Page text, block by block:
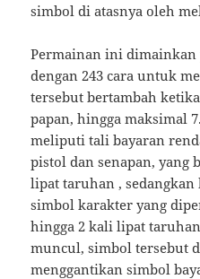
simbol di atasnya oleh
Permainan ini dimainkan
dengan 243 cara untuk
tersebut bertambah
papan, hingga maksimal
meliputi tali bayaran
pistol dan senapan, yang
lipat taruhan ,
simbol karakter yang
hingga 2 kali lipat
muncul, simbol tersebut
menggantikan simbol